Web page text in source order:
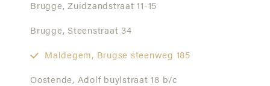
Brugge, Zuidzandstraat 11-15
Brugge, Steenstraat 34
Maldegem, Brugse steenweg 185
Oostende, Adolf buylstraat 18 b/c